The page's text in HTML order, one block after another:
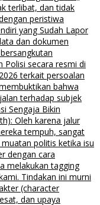
terlibat, dan tidak
peristiwa
yang Sudah Lapor
dan dokumen
Polisi secara resmi di
terkait persoalan
bahwa
terhadap subjek
Sengaja Bikin
Oleh karena jalur
tempuh, sangat
politis ketika isu
dengan cara
melakukan tagging
Tindakan ini murni
(character
dan upaya